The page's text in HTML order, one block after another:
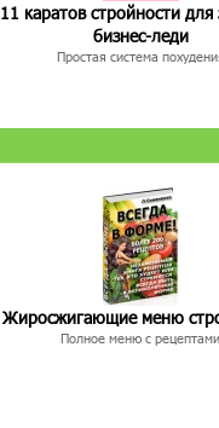
11 каратов стройности для
бизнес-леди
Простая система
Жиросжигающие меню
Полное меню с рецептами